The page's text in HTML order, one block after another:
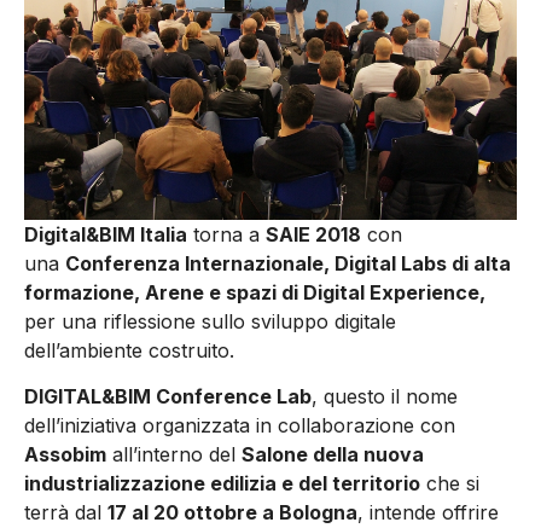
Digital&BIM Italia torna a SAIE 2018 con
una Conferenza Internazionale, Digital Labs di alta
formazione, Arene e spazi di Digital Experience,
per una riflessione sullo sviluppo digitale
dell’ambiente costruito.
DIGITAL&BIM Conference Lab, questo il nome
dell’iniziativa organizzata in collaborazione con
Assobim all’interno del Salone della nuova
industrializzazione edilizia e del territorio che si
terrà dal 17 al 20 ottobre a Bologna, intende offrire